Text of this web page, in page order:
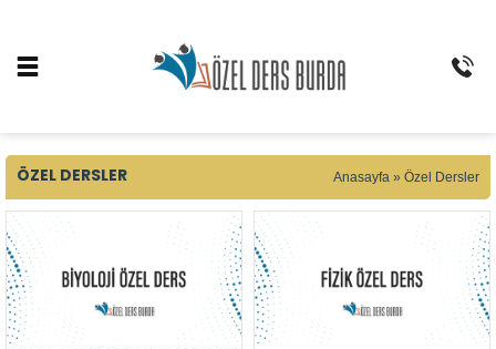
ÖZEL DERSLER Anasayfa » Özel Dersler